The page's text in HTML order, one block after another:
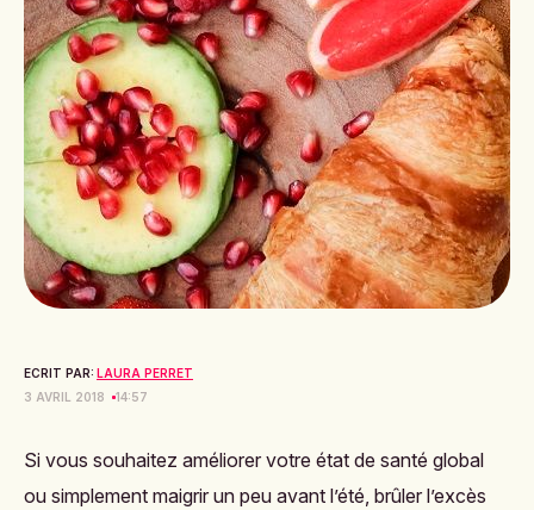
ECRIT PAR: LAURA PERRET
3 AVRIL 2018
14:57
Si vous souhaitez améliorer votre état de santé global
ou simplement maigrir un peu avant l’été, brûler l’excès